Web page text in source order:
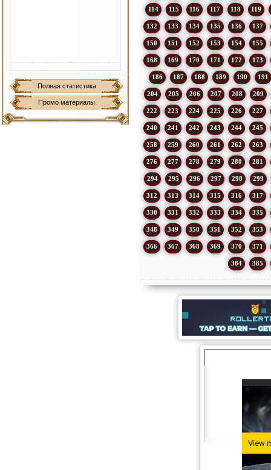
Полная статистика
Промо материалы
114 115 116 117 118 119
132 133 134 135 136 137
150 151 152 153 154 155
168 169 170 171 172 173
186 187 188 189 190 191
204 205 206 207 208 209
222 223 224 225 226 227
240 241 242 243 244 245
258 259 260 261 262 263
276 277 278 279 280 281
294 295 296 297 298 299
312 313 314 315 316 317
330 331 332 333 334 335
348 349 350 351 352 353
366 367 368 369 370 371
384 385